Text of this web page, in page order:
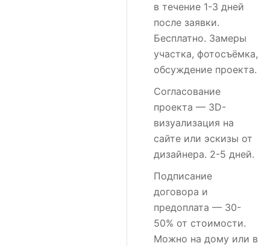
в течение 1-3 дней
после заявки.
Бесплатно. Замеры
участка, фотосъёмка,
обсуждение проекта.
Согласование
проекта — 3D-
визуализация на
сайте или эскизы от
дизайнера. 2-5 дней.
Подписание
договора и
предоплата — 30-
50% от стоимости.
Можно на дому или в